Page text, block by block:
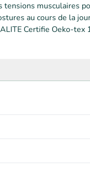
musculaires
au cours de la
Certifie Oeko-